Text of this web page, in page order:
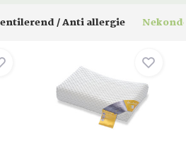
/ Anti allergie